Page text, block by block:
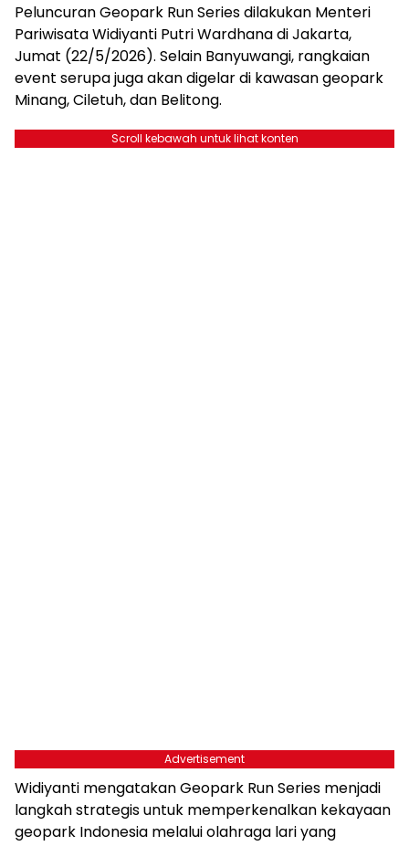
Peluncuran Geopark Run Series dilakukan Menteri
Pariwisata Widiyanti Putri Wardhana di Jakarta,
Jumat (22/5/2026). Selain Banyuwangi, rangkaian
event serupa juga akan digelar di kawasan geopark
Minang, Ciletuh, dan Belitong.
Scroll kebawah untuk lihat konten
Advertisement
Widiyanti mengatakan Geopark Run Series menjadi
langkah strategis untuk memperkenalkan kekayaan
geopark Indonesia melalui olahraga lari yang